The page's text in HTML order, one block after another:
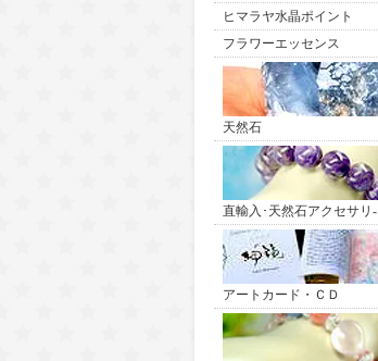
ヒマラヤ水晶ポイント
フラワーエッセンス
天然石
直輸入･天然石アクセサリ-
アートカード・ＣＤ